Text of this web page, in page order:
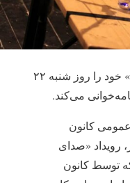
بهزاد فراهانی، نمایشنامه «یزدگرد شاه» خود را روز شنبه ۲۲
می‌کند.
عمومی کانون
رویداد «صدای
توسط کانون